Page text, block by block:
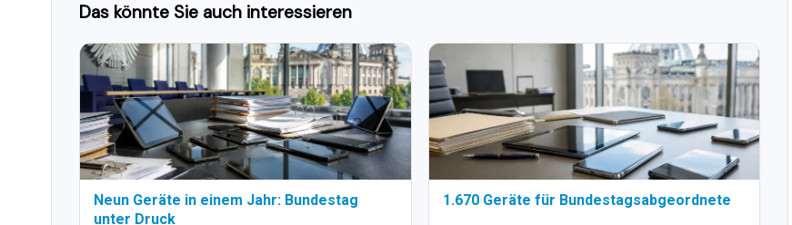
Das könnte Sie auch interessieren
Neun Geräte in einem Jahr: Bundestag
unter Druck
1.670 Geräte für Bundestagsabgeordnete